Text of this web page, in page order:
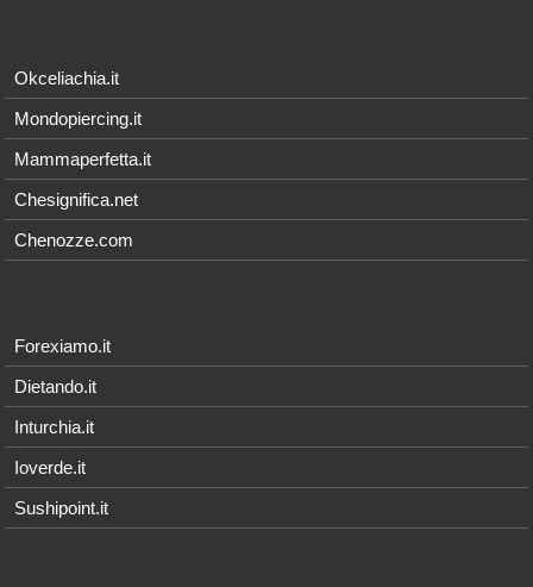
Okceliachia.it
Mondopiercing.it
Mammaperfetta.it
Chesignifica.net
Chenozze.com
Forexiamo.it
Dietando.it
Inturchia.it
Ioverde.it
Sushipoint.it